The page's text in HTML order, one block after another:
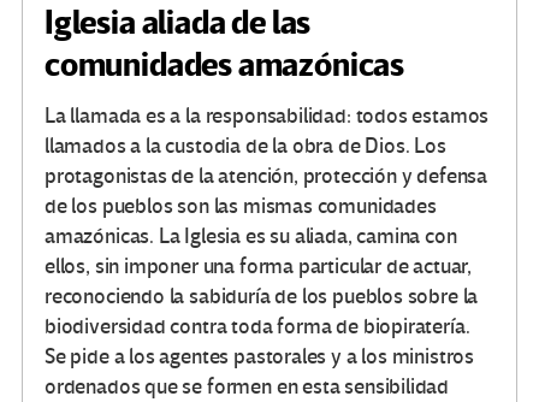
Iglesia aliada de las
comunidades amazónicas
La llamada es a la responsabilidad: todos estamos
llamados a la custodia de la obra de Dios. Los
protagonistas de la atención, protección y defensa
de los pueblos son las mismas comunidades
amazónicas. La Iglesia es su aliada, camina con
ellos, sin imponer una forma particular de actuar,
reconociendo la sabiduría de los pueblos sobre la
biodiversidad contra toda forma de biopiratería.
Se pide a los agentes pastorales y a los ministros
ordenados que se formen en esta sensibilidad